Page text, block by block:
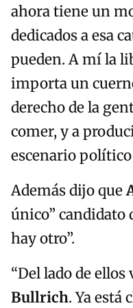
ahora tiene un
dedicados a esa
pueden. A mí la
importa un
derecho de la
comer, y a
escenario
Además dijo que
único” candidato
hay otro”.
“Del lado de ellos
Bullrich. Ya está